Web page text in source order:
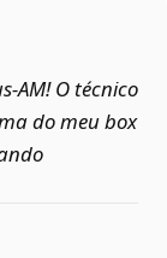
O técnico
do meu box